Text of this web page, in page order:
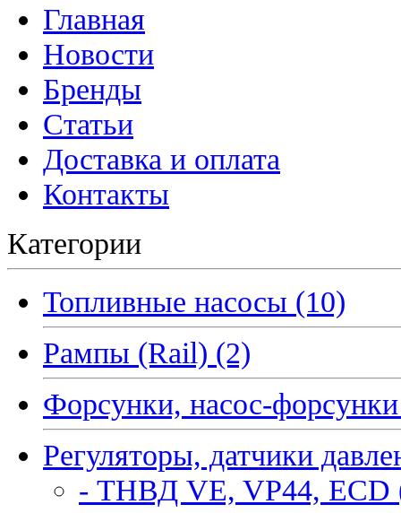
Главная
Новости
Бренды
Статьи
Доставка и оплата
Контакты
Категории
Топливные насосы (10)
Рампы (Rail) (2)
Форсунки, насос-
Регуляторы, датчики
- ТНВД VE, VP44, ECD